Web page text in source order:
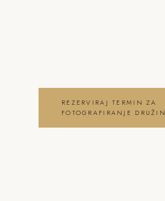
REZERVIRAJ TERMIN ZA
FOTOGRAFIRANJE DRUŽIN